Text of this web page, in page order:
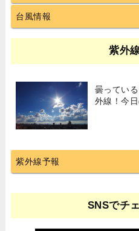
台風情報
紫外
曇ってい
外線！今
紫外線予報
SNSでチ